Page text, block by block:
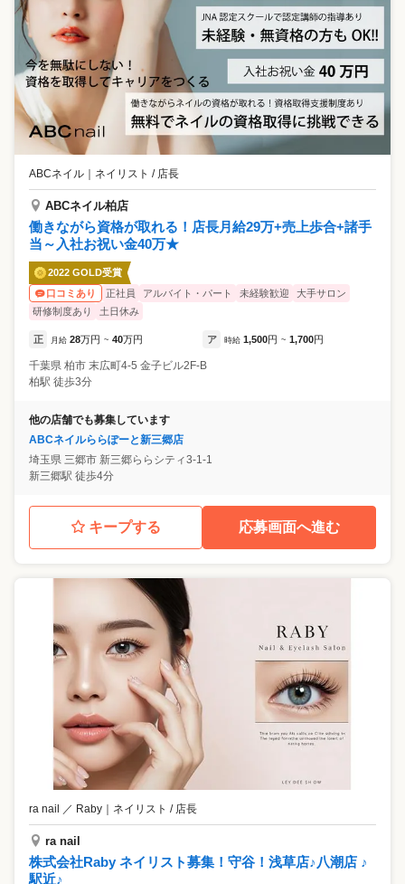
ABCネイル ネイリスト / 店長
ABCネイル柏店
働きながら資格が取れる！店長月給29万+売上歩合+諸手
当～入社お祝い金40万★
2022 GOLD受賞
口コミあり
正社員 アルバイト・パート 未経験歓迎
大手サロン
研修制度あり
土日休み
正 月給 28万円 ~ 40万円 ア 時給 1,500円 ~ 1,700円
千葉県 柏市 末広町4-5 金子ビル2F-B
柏駅 徒歩3分
他の店舗でも募集しています
ABCネイルららぽーと新三郷店
埼玉県 三郷市 新三郷ららシティ3-1-1
新三郷駅 徒歩4分
キープする 応募画面へ進む
ra nail ／ Raby ネイリスト / 店長
ra nail
株式会社Raby ネイリスト募集！守谷！浅草店♪八潮店 ♪
駅近♪